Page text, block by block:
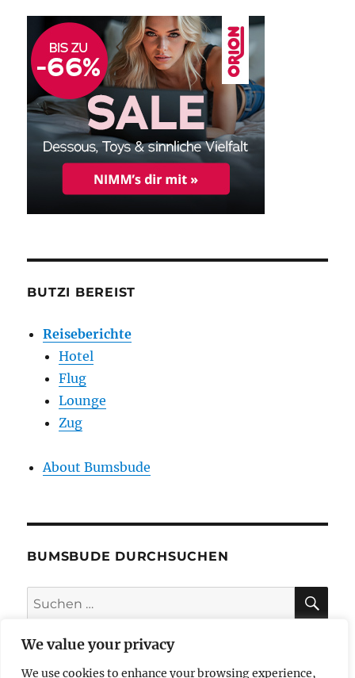
We value your privacy
We use cookies to enhance your browsing experience,
BUTZI BEREIST
Reiseberichte
Hotel
Flug
Lounge
Zug
About Bumsbude
BUMSBUDE DURCHSUCHEN
Suche
nach: